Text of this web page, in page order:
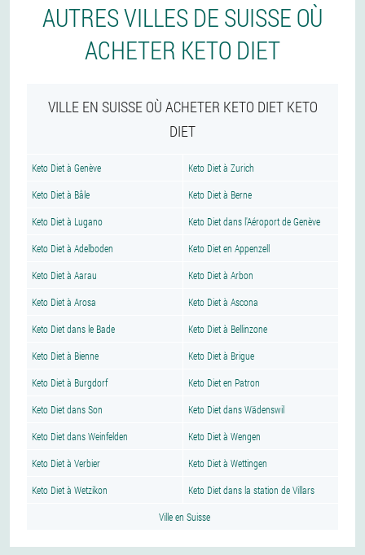
AUTRES VILLES DE SUISSE OÙ
ACHETER KETO DIET
VILLE EN SUISSE OÙ ACHETER KETO DIET KETO
DIET
Keto Diet à Genève Keto Diet à Zurich
Keto Diet à Bâle Keto Diet à Berne
Keto Diet à Lugano Keto Diet dans l'Aéroport de Genève
Keto Diet à Adelboden Keto Diet en Appenzell
Keto Diet à Aarau Keto Diet à Arbon
Keto Diet à Arosa Keto Diet à Ascona
Keto Diet dans le Bade Keto Diet à Bellinzone
Keto Diet à Bienne Keto Diet à Brigue
Keto Diet à Burgdorf Keto Diet en Patron
Keto Diet dans Son Keto Diet dans Wädenswil
Keto Diet dans Weinfelden Keto Diet à Wengen
Keto Diet à Verbier Keto Diet à Wettingen
Keto Diet à Wetzikon Keto Diet dans la station de Villars
Ville en Suisse